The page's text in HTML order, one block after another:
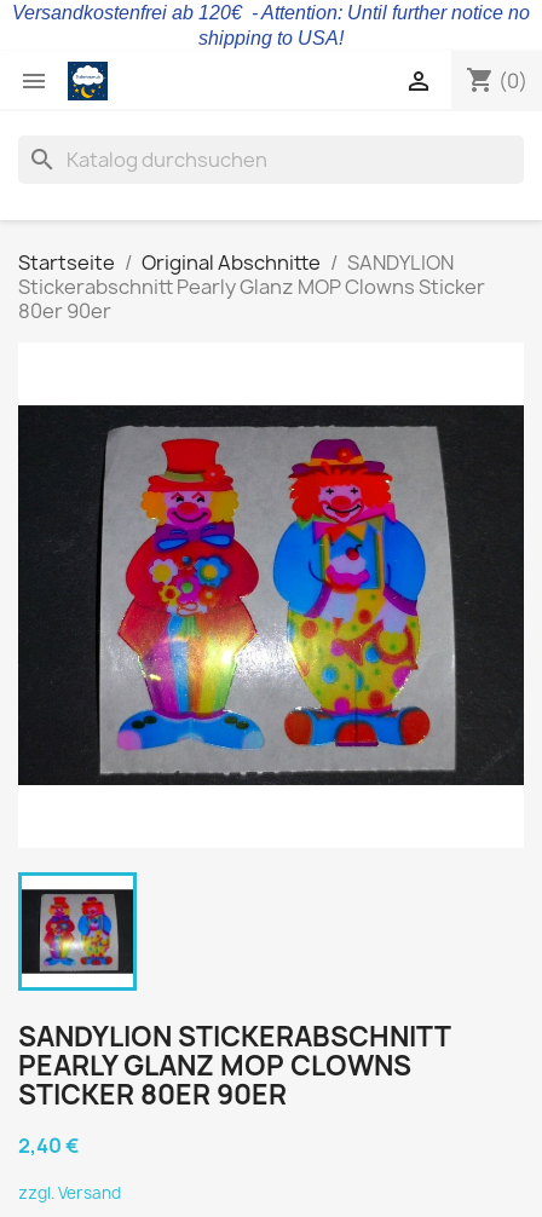
Versandkostenfrei ab 120€ - Attention: Until further notice no
shipping to USA!
 shopping_cart (0)

search
Startseite Original Abschnitte
SANDYLION
Stickerabschnitt Pearly Glanz MOP Clowns Sticker
80er 90er
SANDYLION STICKERABSCHNITT
PEARLY GLANZ MOP CLOWNS
STICKER 80ER 90ER
2,40 €
zzgl. Versand